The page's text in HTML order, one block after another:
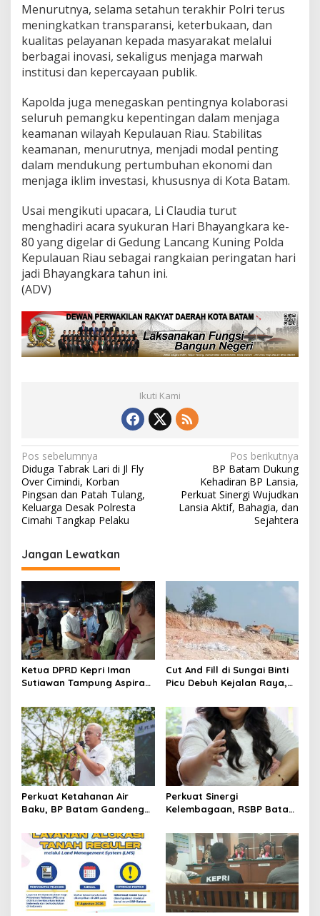
Menurutnya, selama setahun terakhir Polri terus
meningkatkan transparansi, keterbukaan, dan
kualitas pelayanan kepada masyarakat melalui
berbagai inovasi, sekaligus menjaga marwah
institusi dan kepercayaan publik.
Kapolda juga menegaskan pentingnya kolaborasi
seluruh pemangku kepentingan dalam menjaga
keamanan wilayah Kepulauan Riau. Stabilitas
keamanan, menurutnya, menjadi modal penting
dalam mendukung pertumbuhan ekonomi dan
menjaga iklim investasi, khususnya di Kota Batam.
Usai mengikuti upacara, Li Claudia turut
menghadiri acara syukuran Hari Bhayangkara ke-
80 yang digelar di Gedung Lancang Kuning Polda
Kepulauan Riau sebagai rangkaian peringatan hari
jadi Bhayangkara tahun ini.
(ADV)
Ikuti Kami
N
a
v
i
a
s
i
p
o
s
Pos sebelumnya
Diduga Tabrak Lari di Jl Fly
Over Cimindi, Korban
Pingsan dan Patah Tulang,
Keluarga Desak Polresta
Cimahi Tangkap Pelaku
Pos berikutnya
BP Batam Dukung
Kehadiran BP Lansia,
Perkuat Sinergi Wujudkan
Lansia Aktif, Bahagia, dan
Sejahtera
Jangan Lewatkan
Ketua DPRD Kepri Iman
Sutiawan Tampung Aspirasi
Tembesi Lestari
Cut And Fill di Sungai Binti
Picu Debuh Kejalan Raya,
Truck Tanpa Penutup
Perkuat Ketahanan Air
Baku, BP Batam Gandeng
Bambu Betung di
Bendungan Sei Nongsa
Perkuat Sinergi
Kelembagaan, RSBP Batam
Pelayanan dan
Ketersediaan Obat Aman